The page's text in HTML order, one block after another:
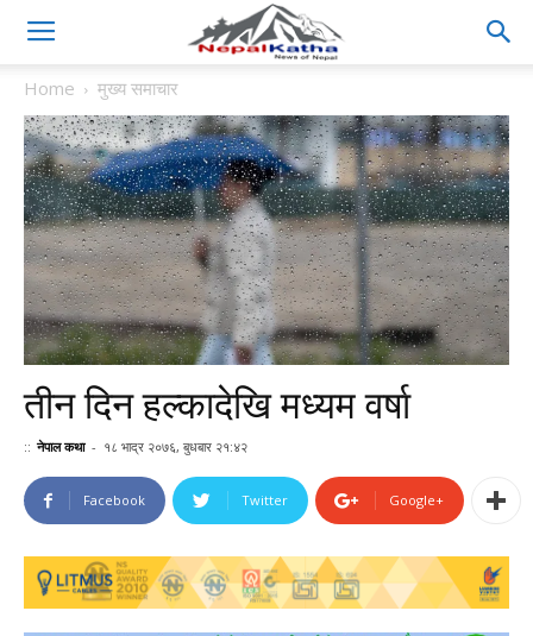
Home मुख्य समाचार
तीन दिन हल्कादेखि मध्यम वर्षा
:: नेपाल कथा - १८ भाद्र २०७६, बुधबार २१:४२
Facebook Twitter Google+